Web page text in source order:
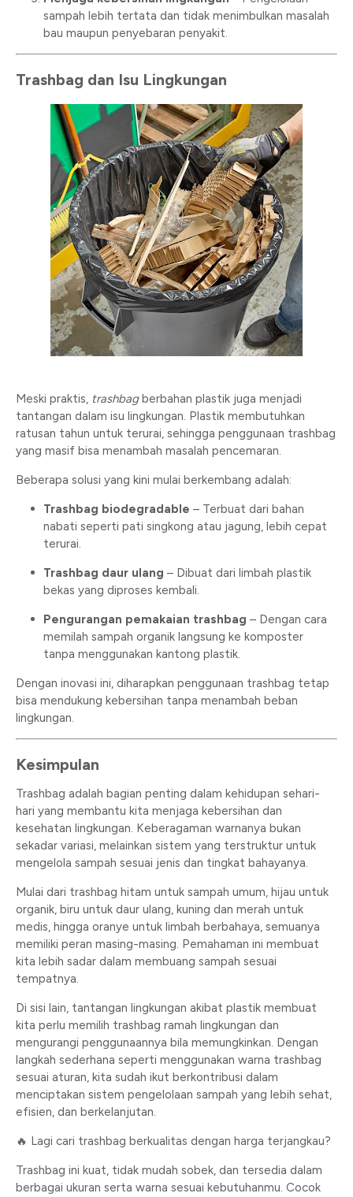
sampah lebih tertata dan tidak menimbulkan masalah
bau maupun penyebaran penyakit.
Trashbag dan Isu Lingkungan
Meski praktis, trashbagberbahan plastik juga menjadi
tantangan dalam isu lingkungan. Plastik membutuhkan
ratusan tahun untuk terurai, sehingga penggunaan trashbag
yang masif bisa menambah masalah pencemaran.
Beberapa solusi yang kini mulai berkembang adalah:
Trashbag biodegradable – Terbuat dari bahan
nabati seperti pati singkong atau jagung, lebih cepat
terurai.
Trashbag daur ulang – Dibuat dari limbah plastik
bekas yang diproses kembali.
Pengurangan pemakaian trashbag – Dengan cara
memilah sampah organik langsung ke komposter
tanpa menggunakan kantong plastik.
Dengan inovasi ini, diharapkan penggunaan trashbag tetap
bisa mendukung kebersihan tanpa menambah beban
lingkungan.
Kesimpulan
Trashbag adalah bagian penting dalam kehidupan sehari-
hari yang membantu kita menjaga kebersihan dan
kesehatan lingkungan. Keberagaman warnanya bukan
sekadar variasi, melainkan sistem yang terstruktur untuk
mengelola sampah sesuai jenis dan tingkat bahayanya.
Mulai dari trashbag hitam untuk sampah umum, hijau untuk
organik, biru untuk daur ulang, kuning dan merah untuk
medis, hingga oranye untuk limbah berbahaya, semuanya
memiliki peran masing-masing. Pemahaman ini membuat
kita lebih sadar dalam membuang sampah sesuai
tempatnya.
Di sisi lain, tantangan lingkungan akibat plastik membuat
kita perlu memilih trashbag ramah lingkungan dan
mengurangi penggunaannya bila memungkinkan. Dengan
langkah sederhana seperti menggunakan warna trashbag
sesuai aturan, kita sudah ikut berkontribusi dalam
menciptakan sistem pengelolaan sampah yang lebih sehat,
efisien, dan berkelanjutan.
🔥 Lagi cari trashbag berkualitas dengan harga terjangkau?
Trashbag ini kuat, tidak mudah sobek, dan tersedia dalam
berbagai ukuran serta warna sesuai kebutuhanmu. Cocok